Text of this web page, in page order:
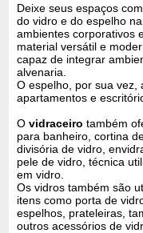
Deixe seus espaços
do vidro e do espelho
ambientes corporativos
material versátil e
capaz de integrar
alvenaria.
O espelho, por sua vez,
apartamentos e
Ovidraceiro também
para banheiro, cortina
divisória de vidro,
pele de vidro, técnica
em vidro.
Os vidros também são
itens como porta de
espelhos, prateleiras,
outros acessórios de